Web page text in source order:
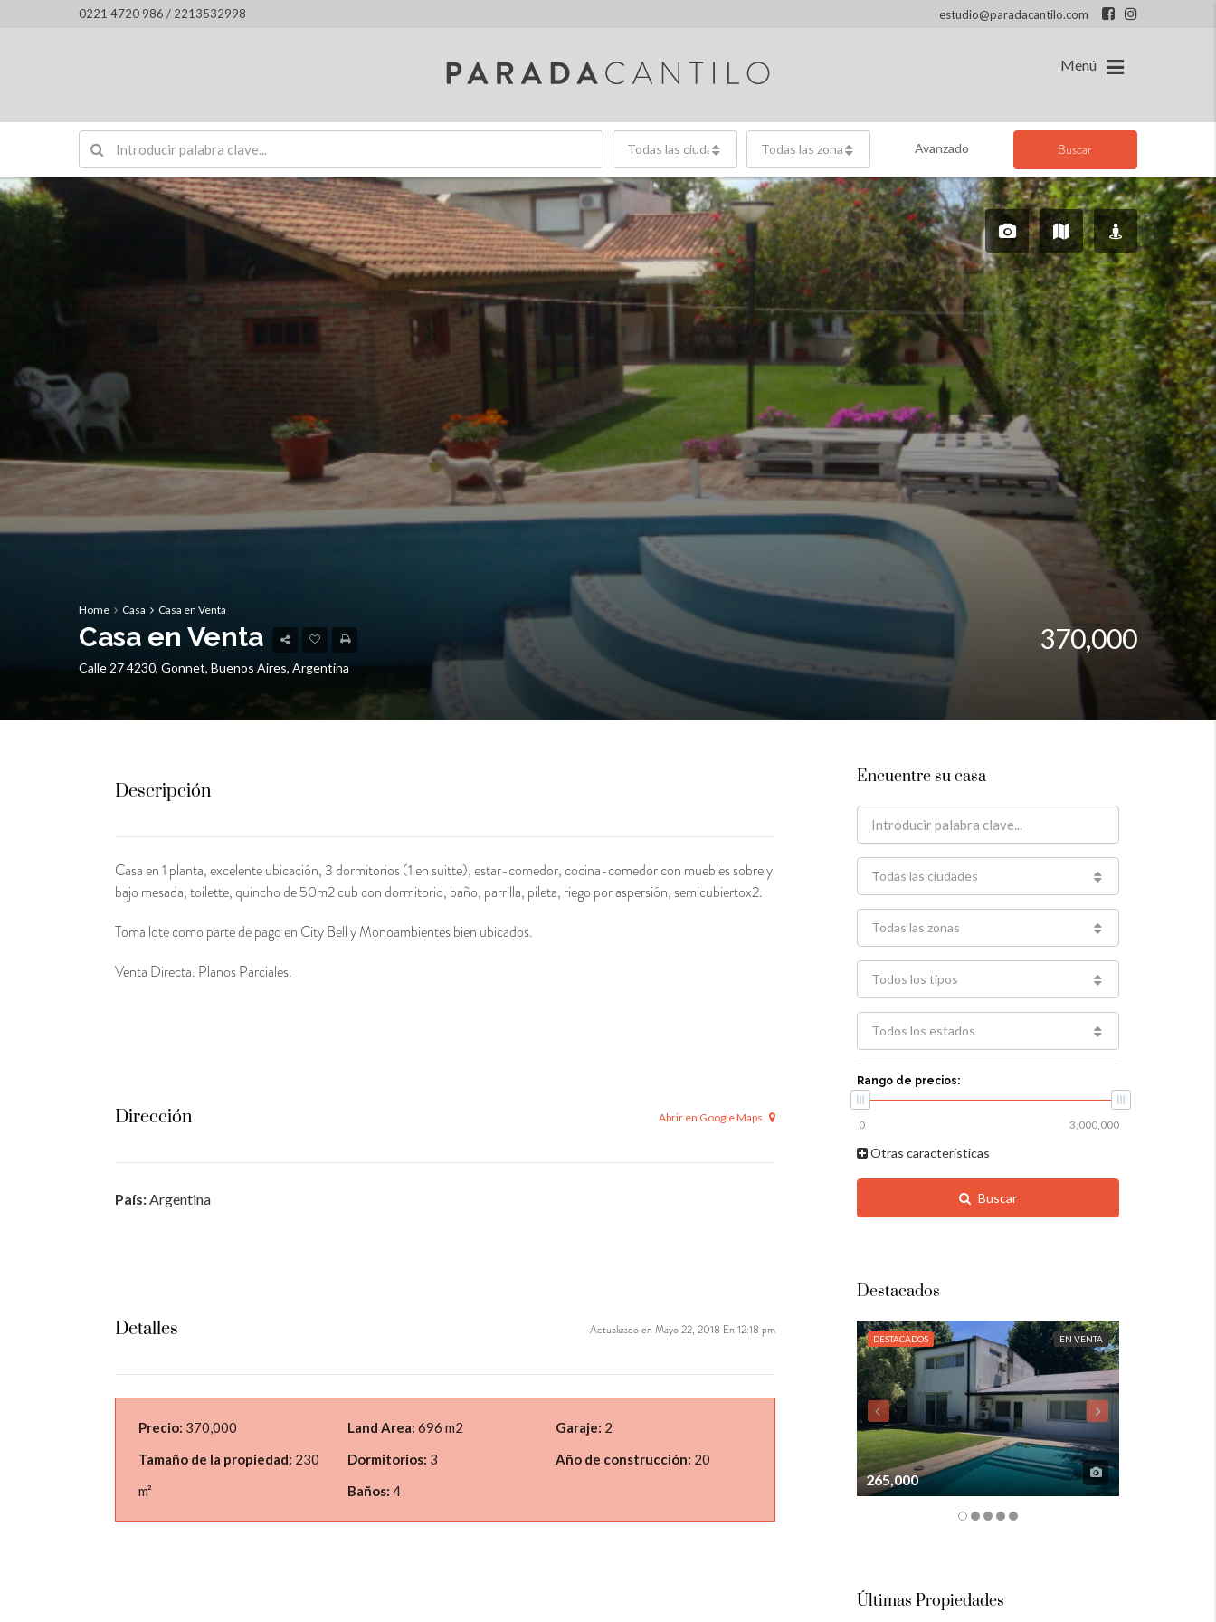
0221 4720 986 / 2213532998 estudio@paradacantilo.com
Menú
Todas las ciudades Todas las zonas Avanzado Buscar
Home Casa Casa en Venta
Casa en Venta
Calle 27 4230, Gonnet, Buenos Aires, Argentina
370,000
Descripción
Casa en 1 planta, excelente ubicación, 3 dormitorios (1 en suitte), estar-comedor, cocina-comedor con muebles sobre y
bajo mesada, toilette, quincho de 50m2 cub con dormitorio, baño, parrilla, pileta, riego por aspersión, semicubiertox2.
Toma lote como parte de pago en City Bell y Monoambientes bien ubicados.
Venta Directa. Planos Parciales.
Dirección Abrir en Google Maps
País:Argentina
Detalles Actualizado en Mayo 22, 2018 En 12:18 pm
Precio: 370,000
Tamaño de la propiedad: 230
m²
Land Area: 696 m2
Dormitorios: 3
Baños: 4
Garaje: 2
Año de construcción: 20
Encuentre su casa
Todas las ciudades
Todas las zonas
Todos los tipos
Todos los estados
Rango de precios:
Otras características
Buscar
Destacados
DESTACADOS EN VENTA
265,000
Últimas Propiedades